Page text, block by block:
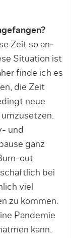
Zeit so an­
Situation ist
finde ich es
die Zeit
neue
und
ganz
out
bei
viel
zu kommen.
Pandemie
kann.